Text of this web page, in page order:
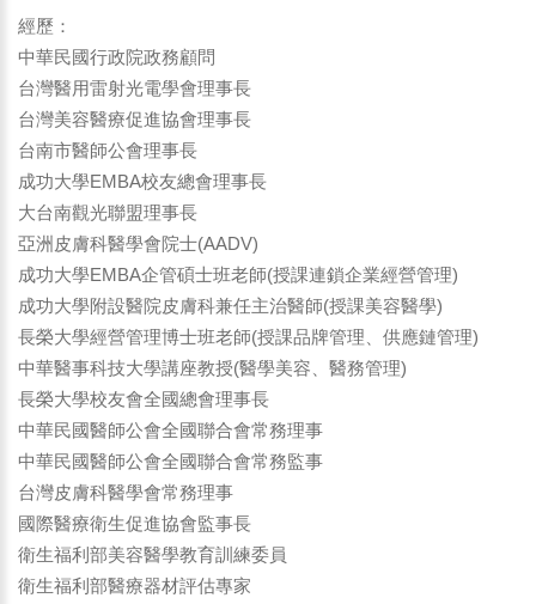
經歷：
中華民國行政院政務顧問
台灣醫用雷射光電學會理事長
台灣美容醫療促進協會理事長
台南市醫師公會理事長
成功大學EMBA校友總會理事長
大台南觀光聯盟理事長
亞洲皮膚科醫學會院士(AADV)
成功大學EMBA企管碩士班老師(授課連鎖企業經營管理)
成功大學附設醫院皮膚科兼任主治醫師(授課美容醫學)
長榮大學經營管理博士班老師(授課品牌管理、供應鏈管理)
中華醫事科技大學講座教授(醫學美容、醫務管理)
長榮大學校友會全國總會理事長
中華民國醫師公會全國聯合會常務理事
中華民國醫師公會全國聯合會常務監事
台灣皮膚科醫學會常務理事
國際醫療衛生促進協會監事長
衛生福利部美容醫學教育訓練委員
衛生福利部醫療器材評估專家